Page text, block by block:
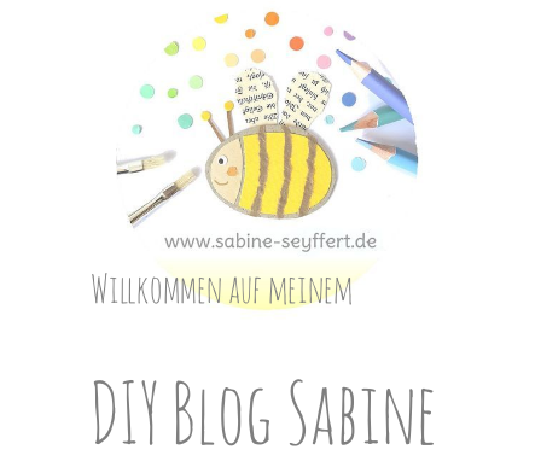
Willkommen auf meinem
DIY Blog Sabine